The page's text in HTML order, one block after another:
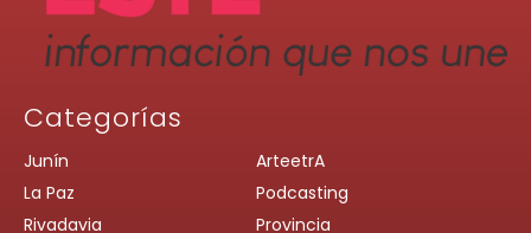
Categorías
Junín
La Paz
Rivadavia
ArteetrA
Podcasting
Provincia